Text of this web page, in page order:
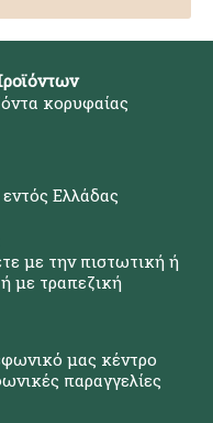
κορυφαίας
εντός Ελλάδας
με την πιστωτική ή
με τραπεζική
μας κέντρο
παραγγελίες